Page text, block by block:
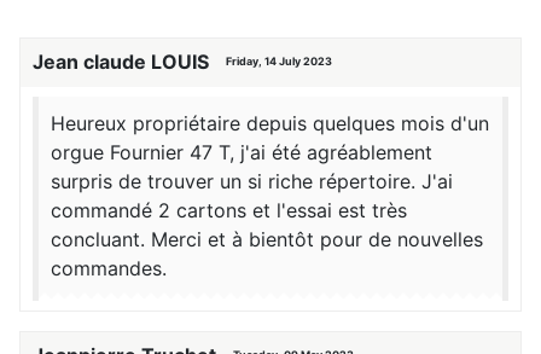
Jean claude LOUIS Friday, 14 July 2023
Heureux propriétaire depuis quelques mois d'un
orgue Fournier 47 T, j'ai été agréablement
surpris de trouver un si riche répertoire. J'ai
commandé 2 cartons et l'essai est très
concluant. Merci et à bientôt pour de nouvelles
commandes.